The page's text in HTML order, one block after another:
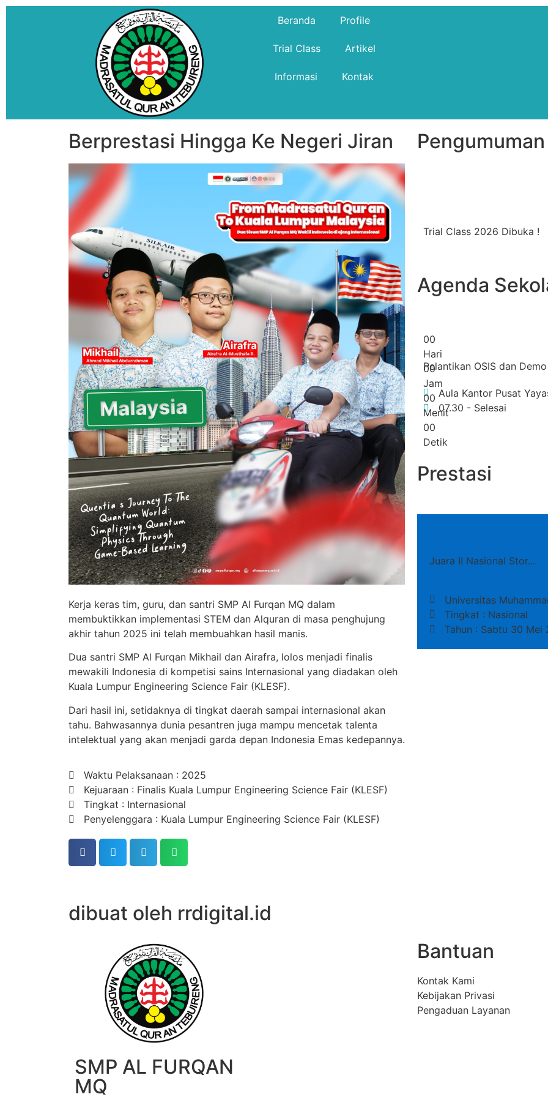
Beranda Profile
Trial Class Artikel
Informasi Kontak
Berprestasi Hingga Ke Negeri Jiran
Kerja keras tim, guru, dan santri SMP Al Furqan MQ dalam
membuktikkan implementasi STEM dan Alquran di masa penghujung
akhir tahun 2025 ini telah membuahkan hasil manis.
Dua santri SMP Al Furqan Mikhail dan Airafra, lolos menjadi finalis
mewakili Indonesia di kompetisi sains Internasional yang diadakan oleh
Kuala Lumpur Engineering Science Fair (KLESF).
Dari hasil ini, setidaknya di tingkat daerah sampai internasional akan
tahu. Bahwasannya dunia pesantren juga mampu mencetak talenta
intelektual yang akan menjadi garda depan Indonesia Emas kedepannya.
Waktu Pelaksanaan : 2025
Kejuaraan : Finalis Kuala Lumpur Engineering Science Fair (KLESF)
Tingkat : Internasional
Penyelenggara : Kuala Lumpur Engineering Science Fair (KLESF)
Pengumuman
Trial Class 2026 Dibuka !
Agenda
Pelantikan OSIS dan
Aula Kantor Pusat
07.30 - Selesai
00
Hari
00
Jam
00
Menit
00
Detik
Prestasi
Juara II Nasional Stor...
Universitas
Tingkat : Nasional
Tahun : Sabtu 30 Mei
dibuat oleh rrdigital.id
SMP AL FURQAN
MQ
Bantuan
Kontak Kami
Kebijakan Privasi
Pengaduan Layanan